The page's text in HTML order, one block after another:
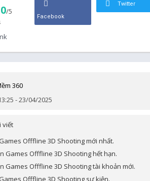
0/5
Facebook
Twitter
360
- 23/04/2025
viết
Offfline 3D Shooting mới nhất.
Games Offfline 3D Shooting hết hạn.
Games Offfline 3D Shooting tài khoản mới.
Offfline 3D Shooting sự kiện.